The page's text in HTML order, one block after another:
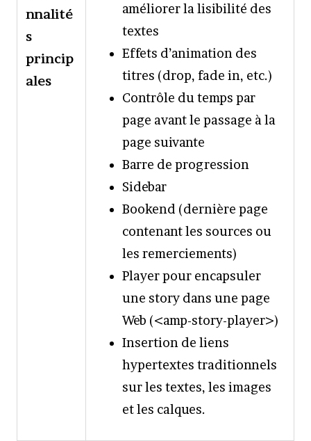
nnalité
s
princip
ales
améliorer la lisibilité des
textes
Effets d’animation des
titres (drop, fade in, etc.)
Contrôle du temps par
page avant le passage à la
page suivante
Barre de progression
Sidebar
Bookend (dernière page
contenant les sources ou
les remerciements)
Player pour encapsuler
une story dans une page
Web (<amp-story-player>)
Insertion de liens
hypertextes traditionnels
sur les textes, les images
et les calques.